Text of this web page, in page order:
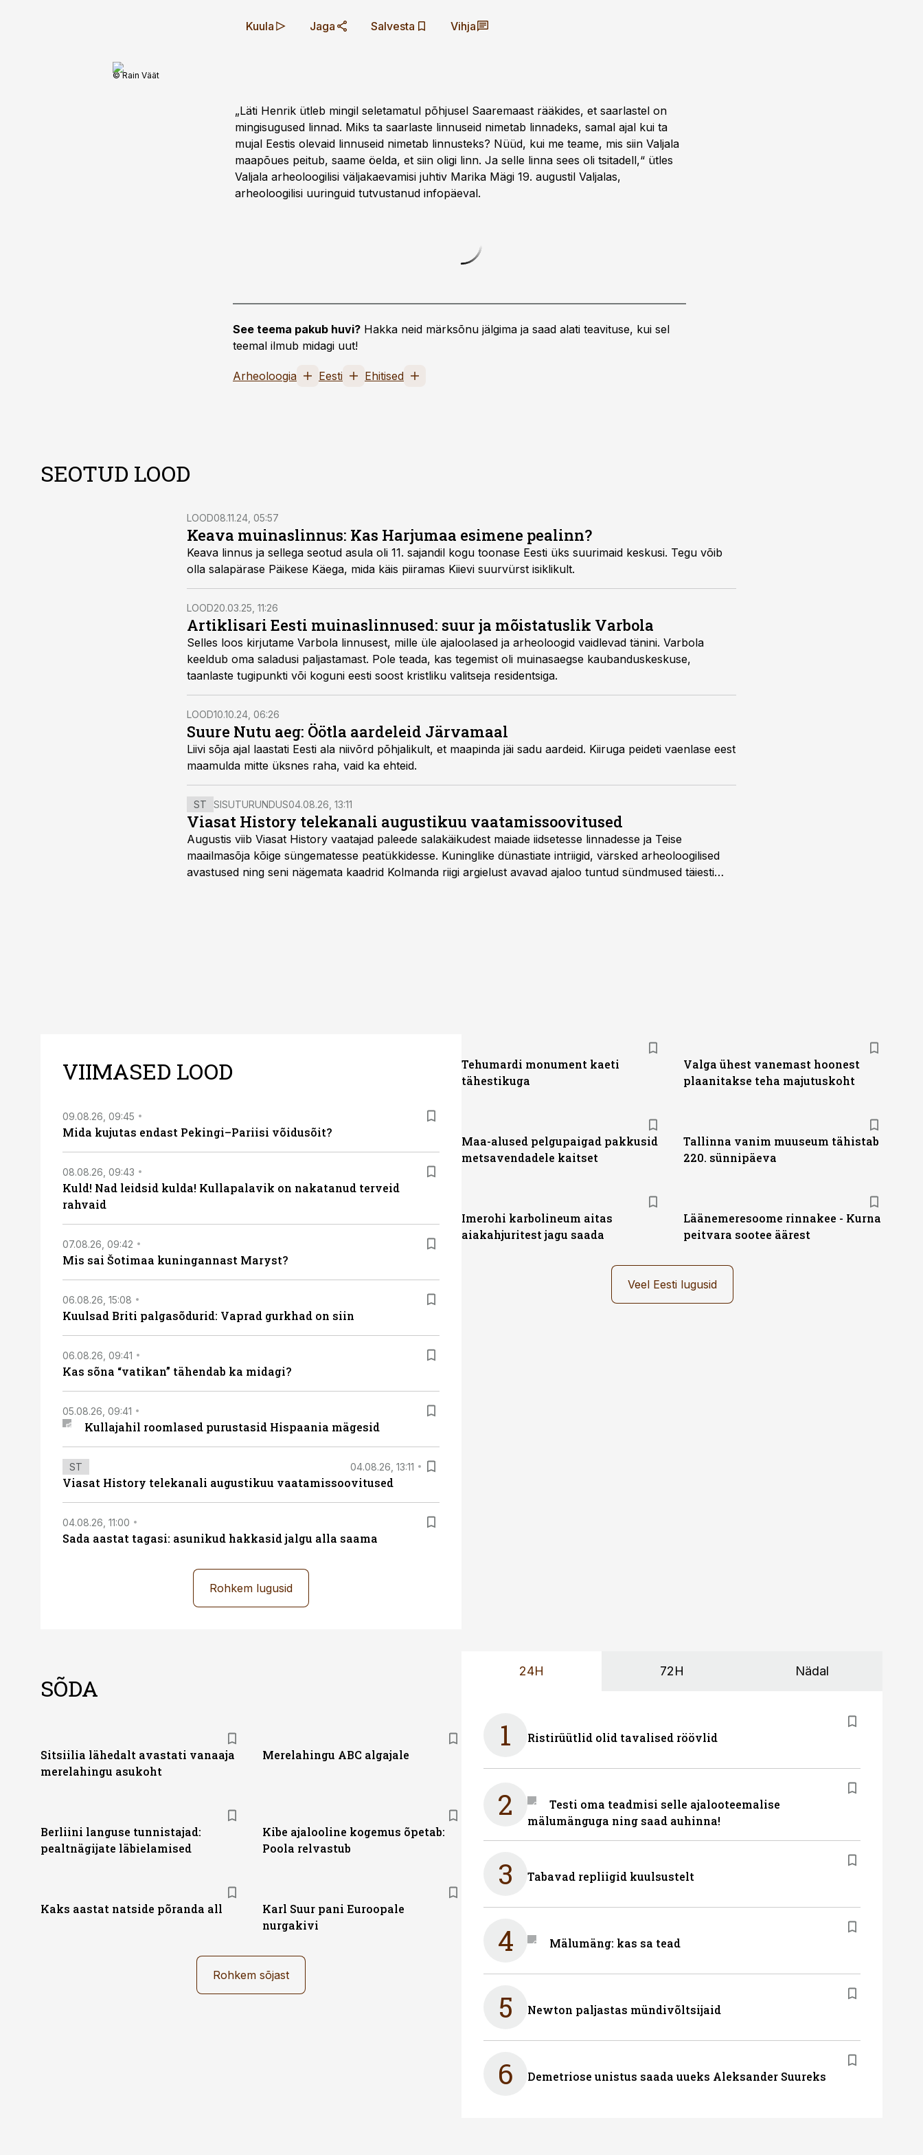
Kuula Jaga Salvesta Vihja
© Rain Väät
„Läti Henrik ütleb mingil seletamatul põhjusel Saaremaast rääkides, et saarlastel on
mingisugused linnad. Miks ta saarlaste linnuseid nimetab linnadeks, samal ajal kui ta
mujal Eestis olevaid linnuseid nimetab linnusteks? Nüüd, kui me teame, mis siin Valjala
maapõues peitub, saame öelda, et siin oligi linn. Ja selle linna sees oli tsitadell,“ ütles
Valjala arheoloogilisi väljakaevamisi juhtiv Marika Mägi 19. augustil Valjalas,
arheoloogilisi uuringuid tutvustanud infopäeval.
See teema pakub huvi? Hakka neid märksõnu jälgima ja saad alati teavituse, kui sel
teemal ilmub midagi uut!
Arheoloogia Eesti Ehitised
SEOTUD LOOD
LOOD08.11.24, 05:57
Keava muinaslinnus: Kas Harjumaa esimene pealinn?
Keava linnus ja sellega seotud asula oli 11. sajandil kogu toonase Eesti üks suurimaid keskusi. Tegu võib
olla salapärase Päikese Käega, mida käis piiramas Kiievi suurvürst isiklikult.
LOOD20.03.25, 11:26
Artiklisari Eesti muinaslinnused: suur ja mõistatuslik Varbola
Selles loos kirjutame Varbola linnusest, mille üle ajaloolased ja arheoloogid vaidlevad tänini. Varbola
keeldub oma saladusi paljastamast. Pole teada, kas tegemist oli muinasaegse kaubanduskeskuse,
taanlaste tugipunkti või koguni eesti soost kristliku valitseja residentsiga.
LOOD10.10.24, 06:26
Suure Nutu aeg: Öötla aardeleid Järvamaal
Liivi sõja ajal laastati Eesti ala niivõrd põhjalikult, et maapinda jäi sadu aardeid. Kiiruga peideti vaenlase eest
maamulda mitte üksnes raha, vaid ka ehteid.
ST SISUTURUNDUS04.08.26, 13:11
Viasat History telekanali augustikuu vaatamissoovitused
Augustis viib Viasat History vaatajad paleede salakäikudest maiade iidsetesse linnadesse ja Teise
maailmasõja kõige süngematesse peatükkidesse. Kuninglike dünastiate intriigid, värsked arheoloogilised
avastused ning seni nägemata kaadrid Kolmanda riigi argielust avavad ajaloo tuntud sündmused täiesti
VIIMASED LOOD
09.08.26, 09:45
Mida kujutas endast Pekingi–Pariisi võidusõit?
08.08.26, 09:43
Kuld! Nad leidsid kulda! Kullapalavik on nakatanud terveid
rahvaid
07.08.26, 09:42
Mis sai Šotimaa kuningannast Maryst?
06.08.26, 15:08
Kuulsad Briti palgasõdurid: Vaprad gurkhad on siin
06.08.26, 09:41
Kas sõna “vatikan” tähendab ka midagi?
05.08.26, 09:41
Kullajahil roomlased purustasid Hispaania mägesid
ST 04.08.26, 13:11
Viasat History telekanali augustikuu vaatamissoovitused
04.08.26, 11:00
Sada aastat tagasi: asunikud hakkasid jalgu alla saama
Rohkem lugusid
Tehumardi monument kaeti
tähestikuga
Valga ühest vanemast hoonest
plaanitakse teha majutuskoht
Maa-alused pelgupaigad pakkusid
metsavendadele kaitset
Tallinna vanim muuseum tähistab
220. sünnipäeva
Imerohi karbolineum aitas
aiakahjuritest jagu saada
Läänemeresoome rinnakee - Kurna
peitvara sootee äärest
Veel Eesti lugusid
SÕDA
Sitsiilia lähedalt avastati vanaaja
merelahingu asukoht
Merelahingu ABC algajale
Berliini languse tunnistajad:
pealtnägijate läbielamised
Kibe ajalooline kogemus õpetab:
Poola relvastub
Kaks aastat natside põranda all
Karl Suur pani Euroopale
nurgakivi
Rohkem sõjast
24H 72H Nädal
1 Ristirüütlid olid tavalised röövlid
2
Testi oma teadmisi selle ajalooteemalise
mälumänguga ning saad auhinna!
3 Tabavad repliigid kuulsustelt
4 Mälumäng: kas sa tead
5 Newton paljastas mündivõltsijaid
6 Demetriose unistus saada uueks Aleksander Suureks